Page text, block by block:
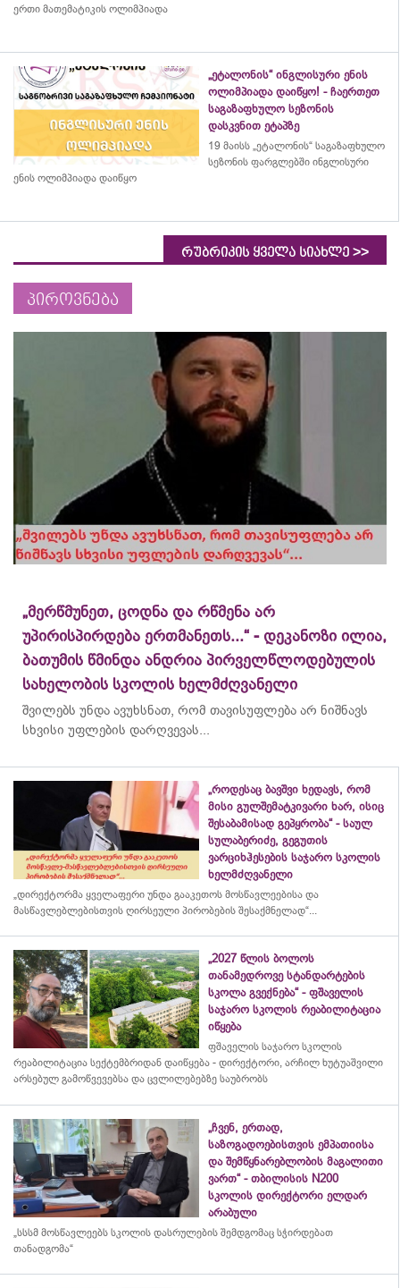
ერთი მათემატიკის ოლიმპიადა
„ეტალონის“ ინგლისური ენის
ოლიმპიადა დაიწყო! - ჩაერთეთ
საგაზაფხულო სეზონის
დასკვნით ეტაპზე
19 მაისს „ეტალონის“ საგაზაფხულო
სეზონის ფარგლებში ინგლისური
ენის ოლიმპიადა დაიწყო
რუბრიკის ყველა სიახლე >>
პიროვნება
„მერწმუნეთ, ცოდნა და რწმენა არ
უპირისპირდება ერთმანეთს...“ - დეკანოზი ილია,
ბათუმის წმინდა ანდრია პირველწლოდებულის
სახელობის სკოლის ხელმძღვანელი
შვილებს უნდა ავუხსნათ, რომ თავისუფლება არ ნიშნავს
სხვისი უფლების დარღვევას...
„როდესაც ბავშვი ხედავს, რომ
მისი გულშემატკივარი ხარ, ისიც
შესაბამისად გეპყრობა“ - საულ
სულაბერიძე, გეგუთის
ვარციხჰესების საჯარო სკოლის
ხელმძღვანელი
„დირექტორმა ყველაფერი უნდა გააკეთოს მოსწავლეებისა და
მასწავლებლებისთვის ღირსეული პირობების შესაქმნელად“...
„2027 წლის ბოლოს
თანამედროვე სტანდარტების
სკოლა გვექნება“ - ფშაველის
საჯარო სკოლის რეაბილიტაცია
იწყება
ფშაველის საჯარო სკოლის
რეაბილიტაცია სექტემბრიდან დაიწყება - დირექტორი, არჩილ ხუტუაშვილი
არსებულ გამოწვევებსა და ცვლილებებზე საუბრობს
„ჩვენ, ერთად,
საზოგადოებისთვის ემპათიისა
და შემწყნარებლობის მაგალითი
ვართ“ - თბილისის N200
სკოლის დირექტორი ელდარ
არაბული
„სსსმ მოსწავლეებს სკოლის დასრულების შემდგომაც სჭირდებათ
თანადგომა“